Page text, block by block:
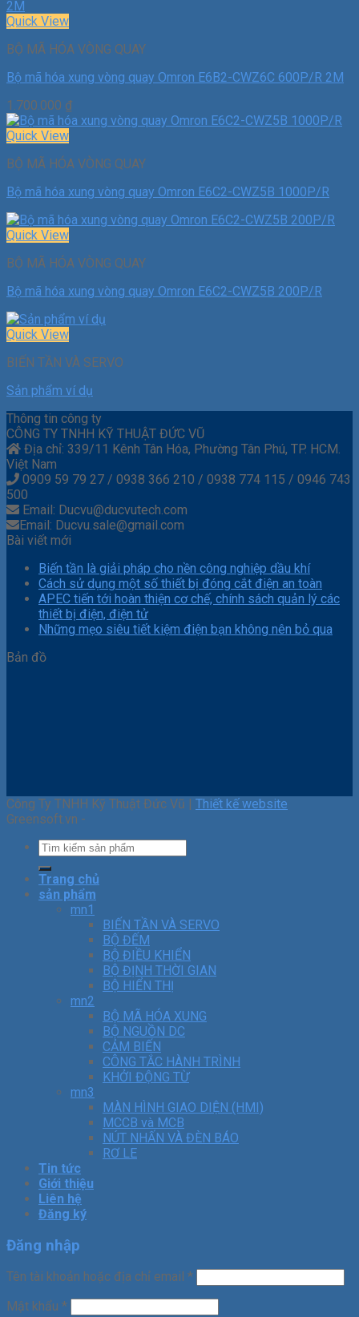
Quick View
BỘ MÃ HÓA VÒNG QUAY
Bộ mã hóa xung vòng quay Omron E6B2-CWZ6C 600P/R 2M
1.700.000 ₫
Quick View
BỘ MÃ HÓA VÒNG QUAY
Bộ mã hóa xung vòng quay Omron E6C2-CWZ5B 1000P/R
Quick View
BỘ MÃ HÓA VÒNG QUAY
Bộ mã hóa xung vòng quay Omron E6C2-CWZ5B 200P/R
Quick View
BIẾN TẦN VÀ SERVO
Sản phẩm ví dụ
Thông tin công ty
CÔNG TY TNHH KỸ THUẬT ĐỨC VŨ
Địa chỉ: 339/11 Kênh Tân Hóa, Phường Tân Phú, TP. HCM.
Việt Nam
0909 59 79 27 / 0938 366 210 / 0938 774 115 / 0946 743
500
Email: Ducvu@ducvutech.com
Email: Ducvu.sale@gmail.com
Bài viết mới
Biến tần là giải pháp cho nền công nghiệp dầu khí
Cách sử dụng một số thiết bị đóng cắt điện an toàn
APEC tiến tới hoàn thiện cơ chế, chính sách quản lý các
thiết bị điện, điện tử
Những mẹo siêu tiết kiệm điện bạn không nên bỏ qua
Bản đồ
Công Ty TNHH Kỹ Thuật Đức Vũ | Thiết kế website
Greensoft.vn -
Trang chủ
sản phẩm
mn1
BIẾN TẦN VÀ SERVO
BỘ ĐẾM
BỘ ĐIỀU KHIỂN
BỘ ĐỊNH THỜI GIAN
BỘ HIỂN THỊ
mn2
BỘ MÃ HÓA XUNG
BỘ NGUỒN DC
CẢM BIẾN
CÔNG TẮC HÀNH TRÌNH
KHỞI ĐỘNG TỪ
mn3
MÀN HÌNH GIAO DIỆN (HMI)
MCCB và MCB
NÚT NHẤN VÀ ĐÈN BÁO
RƠ LE
Tin tức
Giới thiệu
Liên hệ
Đăng ký
Đăng nhập
Tên tài khoản hoặc địa chỉ email *
Mật khẩu *